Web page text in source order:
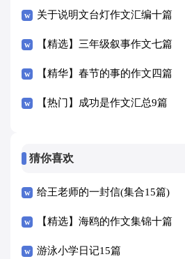
关于说明文台灯作文汇编十篇
【精选】三年级叙事作文七篇
【精华】春节的事的作文四篇
【热门】成功是作文汇总9篇
猜你喜欢
给王老师的一封信(集合15篇)
【精选】海鸥的作文集锦十篇
游泳小学日记15篇